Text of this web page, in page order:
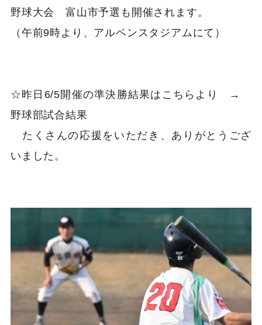
野球大会 富山市予選も開催されます。
（午前9時より、アルペンスタジアムにて）
☆昨日6/5開催の準決勝結果はこちらより →
野球部試合結果
たくさんの応援をいただき、ありがとうござ
いました。